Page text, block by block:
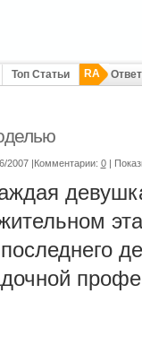
Топ Статьи RA
2007 |Комментарии: 0 |